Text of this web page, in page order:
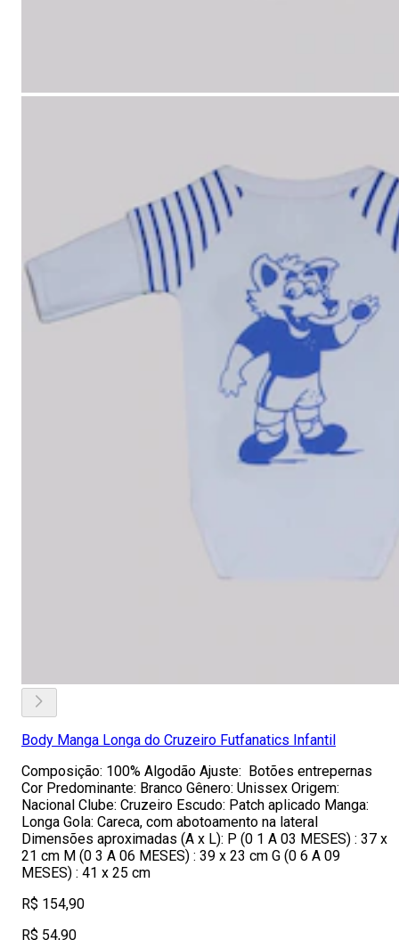
Body Manga Longa do Cruzeiro Futfanatics Infantil
Composição: 100% Algodão Ajuste: Botões entrepernas
Cor Predominante: Branco Gênero: Unissex Origem:
Nacional Clube: Cruzeiro Escudo: Patch aplicado Manga:
Longa Gola: Careca, com abotoamento na lateral
Dimensões aproximadas (A x L): P (0 1 A 03 MESES) : 37 x
21 cm M (0 3 A 06 MESES) : 39 x 23 cm G (0 6 A 09
MESES) : 41 x 25 cm
R$ 154,90
R$ 54,90